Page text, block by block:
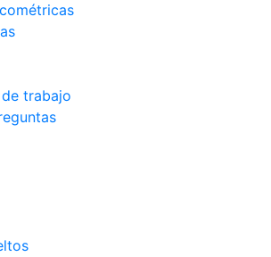
trabajo